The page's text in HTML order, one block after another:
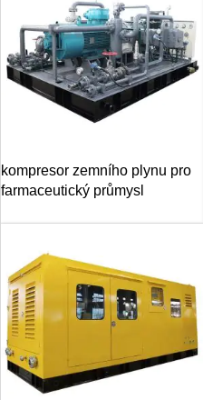
kompresor zemního plynu pro
farmaceutický průmysl